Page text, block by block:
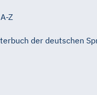
Z
der deutschen